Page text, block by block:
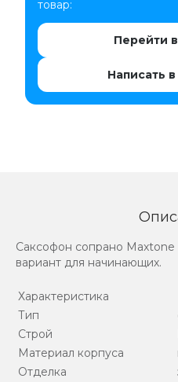
товар:
Перейти
Написать
Саксофон сопрано Maxtone
вариант для начинающих.
Характеристика
Тип
Строй
Материал корпуса
Отделка